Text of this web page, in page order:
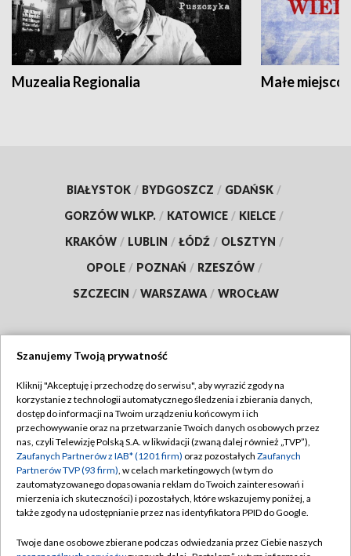
Muzealia Regionalia Małe
BIAŁYSTOK / BYDGOSZCZ / GDAŃSK /
GORZÓW WLKP. / KATOWICE / KIELCE /
KRAKÓW / LUBLIN / ŁÓDŹ / OLSZTYN /
OPOLE / POZNAŃ / RZESZÓW /
SZCZECIN / WARSZAWA / WROCŁAW
TVP
Abonament TVP
Emisja w TVP
Centrum informacji TVP
Naziemna Telewizja Cyfrowa
Regulamin TVP
Polityka prywatności
Moje zgody
Pomoc
Szanujemy Twoją prywatność
Kliknij "Akceptuję i przechodzę do serwisu", aby wyrazić zgody na
korzystanie z technologii automatycznego śledzenia i zbierania danych,
dostęp do informacji na Twoim urządzeniu końcowym i ich
przechowywanie oraz na przetwarzanie Twoich danych osobowych przez
nas, czyli Telewizję Polską S.A. w likwidacji (zwaną dalej również „TVP”),
Zaufanych Partnerów z IAB* (1201 firm) oraz pozostałych Zaufanych
Partnerów TVP (93 firm), w celach marketingowych (w tym do
zautomatyzowanego dopasowania reklam do Twoich zainteresowań i
mierzenia ich skuteczności) i pozostałych, które wskazujemy poniżej, a
także zgody na udostępnianie przez nas identyfikatora PPID do Google.
Twoje dane osobowe zbierane podczas odwiedzania przez Ciebie naszych